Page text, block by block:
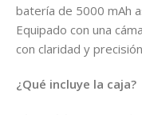
batería de 5000 mAh
Equipado con una
con claridad y
¿Qué incluye la caja?